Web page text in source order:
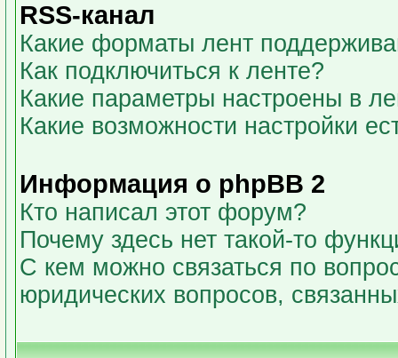
RSS-канал
Какие форматы лент
Как подключиться к ленте?
Какие параметры настроены в
Какие возможности настройки
Информация о phpBB 2
Кто написал этот форум?
Почему здесь нет такой-то
С кем можно связаться по
юридических вопросов,